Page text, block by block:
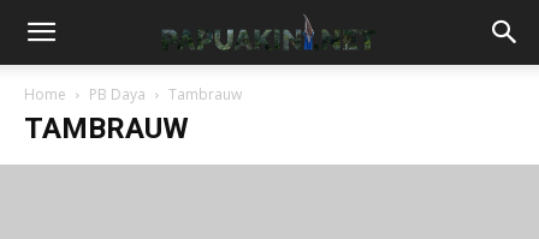
Home PB Daya Tambrauw
TAMBRAUW